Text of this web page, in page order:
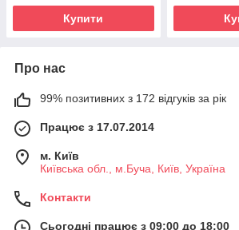
Купити
Про нас
99% позитивних з 172 відгуків за рік
Працює з 17.07.2014
м. Київ
Київська обл., м.Буча, Київ, Україна
Контакти
Сьогодні працює з 09:00 до 18:00